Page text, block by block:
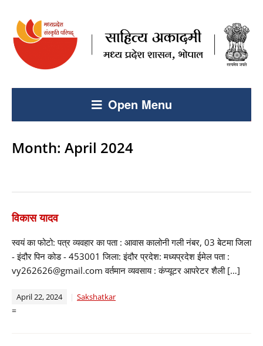
Open Menu
Month: April 2024
विकास यादव
स्वयं का फोटो: पत्र व्यवहार का पता : आवास कालोनी गली नंबर, 03 बेटमा जिला
- इंदौर पिन कोड - 453001 जिला: इंदौर प्रदेश: मध्यप्रदेश ईमेल पता :
vy262626@gmail.com वर्तमान व्यवसाय : कंप्यूटर आपरेटर शैली […]
April 22, 2024 Sakshatkar
=